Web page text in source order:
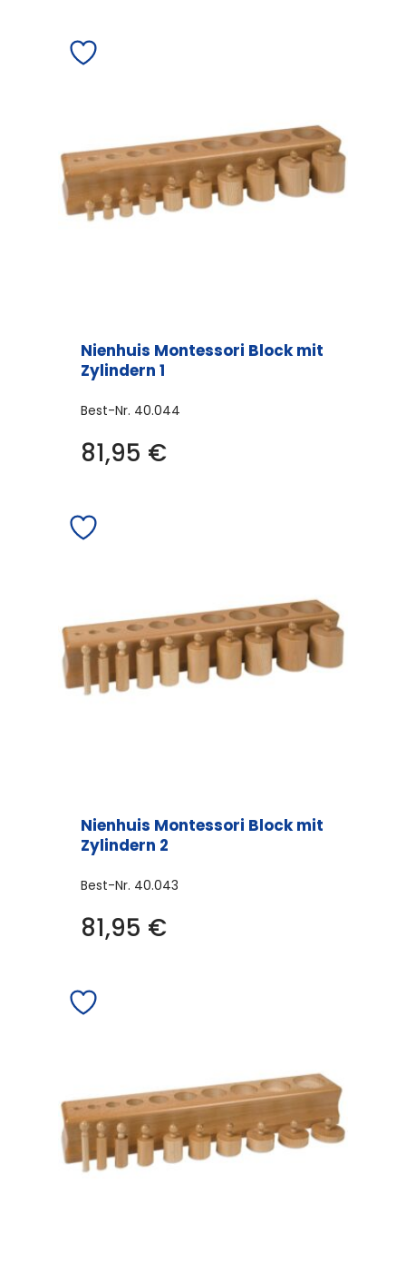
Nienhuis Montessori Block mit
Zylindern 1
Best-Nr. 40.044
81,95 €
Nienhuis Montessori Block mit
Zylindern 2
Best-Nr. 40.043
81,95 €